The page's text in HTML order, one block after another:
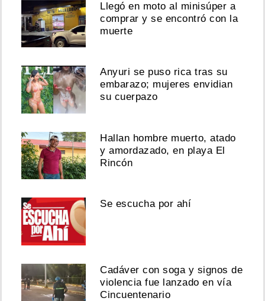
Llegó en moto al minisúper a
comprar y se encontró con la
muerte
Anyuri se puso rica tras su
embarazo; mujeres envidian
su cuerpazo
Hallan hombre muerto, atado
y amordazado, en playa El
Rincón
Se escucha por ahí
Cadáver con soga y signos de
violencia fue lanzado en vía
Cincuentenario